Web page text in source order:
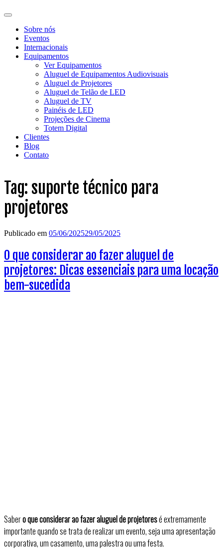
Sobre nós
Eventos
Internacionais
Equipamentos
Ver Equipamentos
Aluguel de Equipamentos Audiovisuais
Aluguel de Projetores
Aluguel de Telão de LED
Aluguel de TV
Painéis de LED
Projeções de Cinema
Totem Digital
Clientes
Blog
Contato
Tag: suporte técnico para
projetores
Publicado em 05/06/202529/05/2025
O que considerar ao fazer aluguel de
projetores: Dicas essenciais para uma locação
bem-sucedida
Sabero que considerar ao fazer aluguel de projetoresé extremamente
importante quando se trata de realizar um evento, seja uma apresentação
corporativa, um casamento, uma palestra ou uma festa.